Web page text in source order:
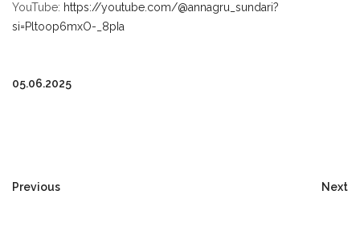
YouTube: https://youtube.com/@annagru_sundari?
si=Pltoop6mxO-_8pIa
05.06.2025
Previous Next